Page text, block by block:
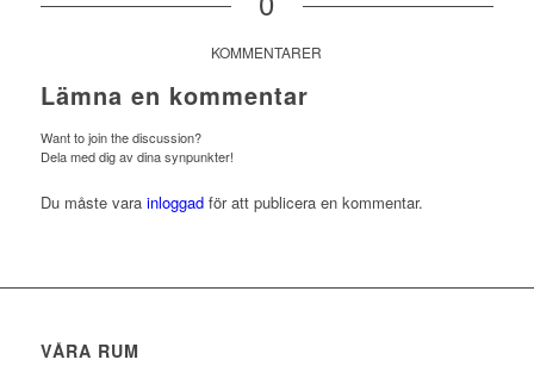
KOMMENTARER
Lämna en kommentar
Want to join the discussion?
Dela med dig av dina synpunkter!
Du måste vara inloggadför att publicera en kommentar.
VÅRA RUM